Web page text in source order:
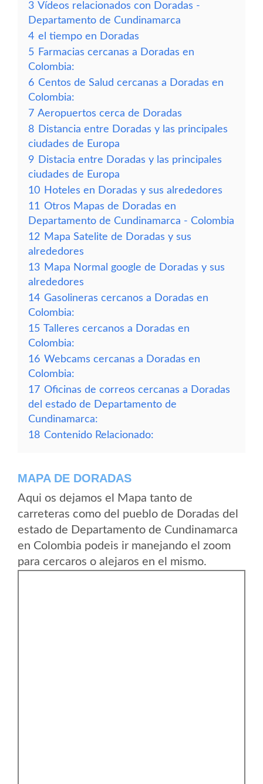
3 Vídeos relacionados con Doradas -
Departamento de Cundinamarca
4 el tiempo en Doradas
5 Farmacias cercanas a Doradas en
Colombia:
6 Centos de Salud cercanas a Doradas en
Colombia:
7 Aeropuertos cerca de Doradas
8 Distancia entre Doradas y las principales
ciudades de Europa
9 Distacia entre Doradas y las principales
ciudades de Europa
10 Hoteles en Doradas y sus alrededores
11 Otros Mapas de Doradas en
Departamento de Cundinamarca - Colombia
12 Mapa Satelite de Doradas y sus
alrededores
13 Mapa Normal google de Doradas y sus
alrededores
14 Gasolineras cercanos a Doradas en
Colombia:
15 Talleres cercanos a Doradas en
Colombia:
16 Webcams cercanas a Doradas en
Colombia:
17 Oficinas de correos cercanas a Doradas
del estado de Departamento de
Cundinamarca:
18 Contenido Relacionado:
MAPA DE DORADAS
Aqui os dejamos el Mapa tanto de
carreteras como del pueblo de Doradas del
estado de Departamento de Cundinamarca
en Colombia podeis ir manejando el zoom
para cercaros o alejaros en el mismo.